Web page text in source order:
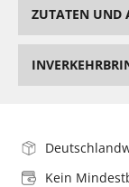
ZUTATEN UND
Kein